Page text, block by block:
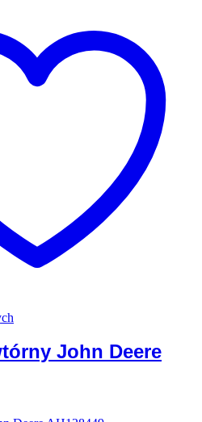
John Deere